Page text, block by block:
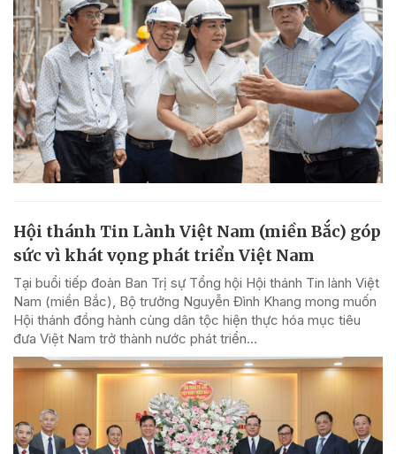
Hội thánh Tin Lành Việt Nam (miền Bắc) góp
sức vì khát vọng phát triển Việt Nam
Tại buổi tiếp đoàn Ban Trị sự Tổng hội Hội thánh Tin lành Việt
Nam (miền Bắc), Bộ trưởng Nguyễn Đình Khang mong muốn
Hội thánh đồng hành cùng dân tộc hiện thực hóa mục tiêu
đưa Việt Nam trở thành nước phát triển...